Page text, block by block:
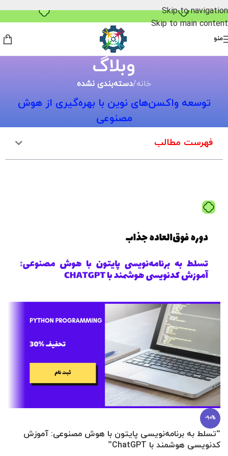
Skip to navigation
Skip to main content
منو
وبلاگ
خانه/دسته‌بندی نشده
توسعه واکسن‌های نوین با بهره‌گیری از هوش
مصنوعی
فهرست مطالب
-90%
“تسلط به برنامه‌نویسی پایتون با هوش مصنوعی: آموزش
کدنویسی هوشمند با ChatGPT”